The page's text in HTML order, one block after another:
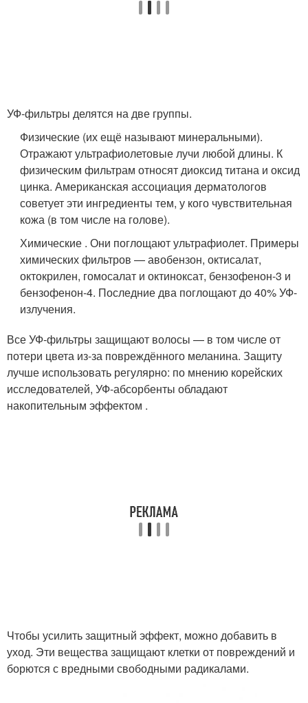
УФ-фильтры делятся на две группы.
Физические (их ещё называют минеральными).
Отражают ультрафиолетовые лучи любой длины. К
физическим фильтрам относят диоксид титана и оксид
цинка. Американская ассоциация дерматологов
советует эти ингредиенты тем, у кого чувствительная
кожа (в том числе на голове).
Химические . Они поглощают ультрафиолет. Примеры
химических фильтров — авобензон, октисалат,
октокрилен, гомосалат и октиноксат, бензофенон‑3 и
бензофенон‑4. Последние два поглощают до 40% УФ-
излучения.
Все УФ-фильтры защищают волосы — в том числе от
потери цвета из-за повреждённого меланина. Защиту
лучше использовать регулярно: по мнению корейских
исследователей, УФ-абсорбенты обладают
накопительным эффектом .
Чтобы усилить защитный эффект, можно добавить в
уход. Эти вещества защищают клетки от повреждений и
борются с вредными свободными радикалами.